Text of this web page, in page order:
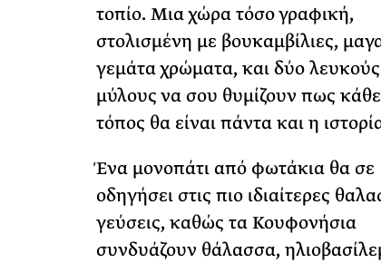
τοπίο. Μια χώρα τόσο γραφική,
στολισμένη με βουκαμβίλιες,
γεμάτα χρώματα, και δύο λευκούς
μύλους να σου θυμίζουν πως κάθε
τόπος θα είναι πάντα και η
Ένα μονοπάτι από φωτάκια θα σε
οδηγήσει στις πιο ιδιαίτερες
γεύσεις, καθώς τα Κουφονήσια
συνδυάζουν θάλασσα,